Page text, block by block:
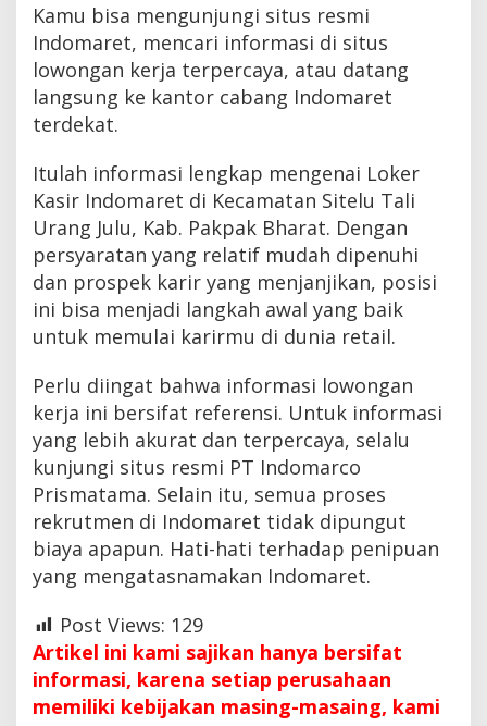
Kamu bisa mengunjungi situs resmi
Indomaret, mencari informasi di situs
lowongan kerja terpercaya, atau datang
langsung ke kantor cabang Indomaret
terdekat.
Itulah informasi lengkap mengenai Loker
Kasir Indomaret di Kecamatan Sitelu Tali
Urang Julu, Kab. Pakpak Bharat. Dengan
persyaratan yang relatif mudah dipenuhi
dan prospek karir yang menjanjikan, posisi
ini bisa menjadi langkah awal yang baik
untuk memulai karirmu di dunia retail.
Perlu diingat bahwa informasi lowongan
kerja ini bersifat referensi. Untuk informasi
yang lebih akurat dan terpercaya, selalu
kunjungi situs resmi PT Indomarco
Prismatama. Selain itu, semua proses
rekrutmen di Indomaret tidak dipungut
biaya apapun. Hati-hati terhadap penipuan
yang mengatasnamakan Indomaret.
Post Views: 129
Artikel ini kami sajikan hanya bersifat
informasi, karena setiap perusahaan
memiliki kebijakan masing-masaing, kami